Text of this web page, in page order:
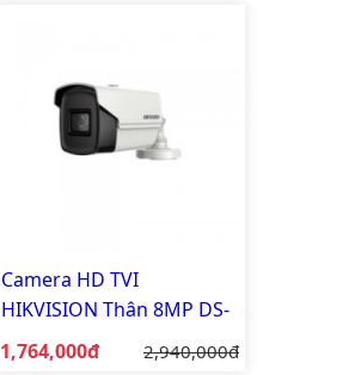
Camera HD TVI
HIKVISION Thân 8MP DS-
2CE16U1T-IT3F
Giá bán:
1,764,000đ Giá gốc:
2,940,000đ